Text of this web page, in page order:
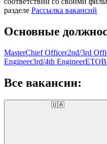
разделе Рассылка вакансий
Основные
MasterChief Officer2nd/3rd
Engineer3rd/4th EngineerETO
Все вакансии:
🇺🇦